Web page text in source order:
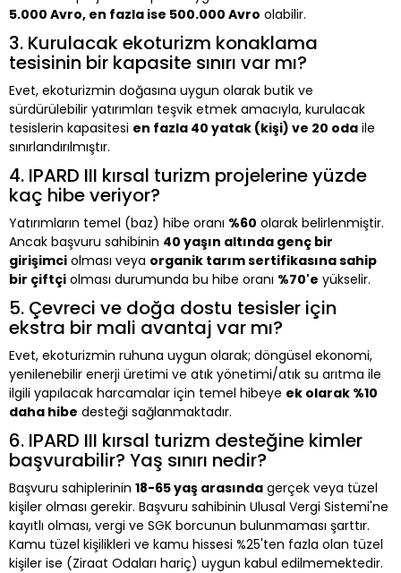
5.000 Avro, en fazla ise 500.000 Avro olabilir.
3. Kurulacak ekoturizm konaklama
tesisinin bir kapasite sınırı var mı?
Evet, ekoturizmin doğasına uygun olarak butik ve
sürdürülebilir yatırımları teşvik etmek amacıyla, kurulacak
tesislerin kapasitesi en fazla 40 yatak (kişi) ve 20 oda ile
sınırlandırılmıştır.
4. IPARD III kırsal turizm projelerine yüzde
kaç hibe veriyor?
Yatırımların temel (baz) hibe oranı %60 olarak belirlenmiştir.
Ancak başvuru sahibinin 40 yaşın altında genç bir
girişimci olması veya organik tarım sertifikasına sahip
bir çiftçi olması durumunda bu hibe oranı %70'e yükselir.
5. Çevreci ve doğa dostu tesisler için
ekstra bir mali avantaj var mı?
Evet, ekoturizmin ruhuna uygun olarak; döngüsel ekonomi,
yenilenebilir enerji üretimi ve atık yönetimi/atık su arıtma ile
ilgili yapılacak harcamalar için temel hibeye ek olarak %10
daha hibe desteği sağlanmaktadır.
6. IPARD III kırsal turizm desteğine kimler
başvurabilir? Yaş sınırı nedir?
Başvuru sahiplerinin 18-65 yaş arasında gerçek veya tüzel
kişiler olması gerekir. Başvuru sahibinin Ulusal Vergi Sistemi'ne
kayıtlı olması, vergi ve SGK borcunun bulunmaması şarttır.
Kamu tüzel kişilikleri ve kamu hissesi %25'ten fazla olan tüzel
kişiler ise (Ziraat Odaları hariç) uygun kabul edilmemektedir.